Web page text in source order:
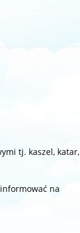
tj. kaszel, katar,
na